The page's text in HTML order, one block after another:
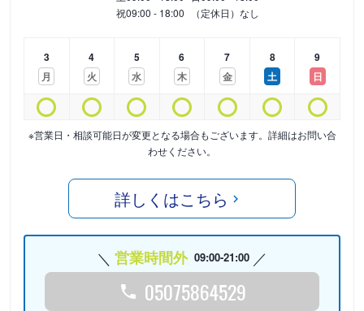
祝09:00 - 18:00 （定休日）なし
3
月
4
火
5
水
6
木
7
金
8
土
9
日
※営業日・相談可能日が変更となる場合もございます。詳細はお問い合
わせください。
詳しくはこちら
営業時間外 09:00-21:00
05075864529